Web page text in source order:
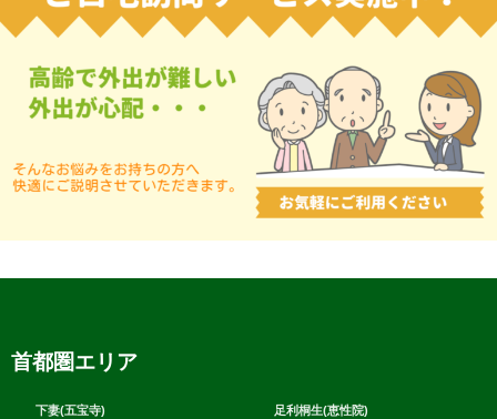
首都圏エリア
下妻(五宝寺)
足利桐生(恵性院)